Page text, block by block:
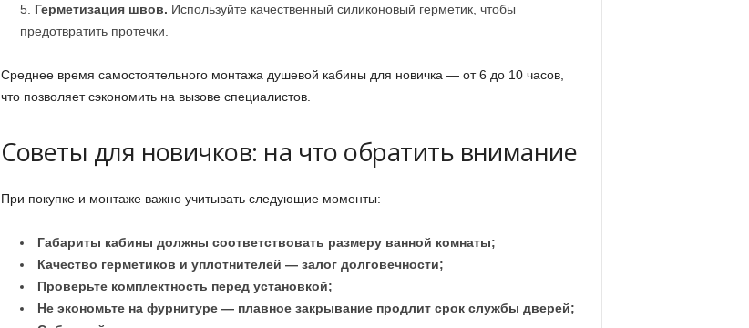
Герметизация швов. Используйте качественный силиконовый герметик, чтобы
предотвратить протечки.
Среднее время самостоятельного монтажа душевой кабины для новичка — от 6 до 10 часов,
что позволяет сэкономить на вызове специалистов.
Советы для новичков: на что обратить внимание
При покупке и монтаже важно учитывать следующие моменты:
Габариты кабины должны соответствовать размеру ванной комнаты;
Качество герметиков и уплотнителей — залог долговечности;
Проверьте комплектность перед установкой;
Не экономьте на фурнитуре — плавное закрывание продлит срок службы дверей;